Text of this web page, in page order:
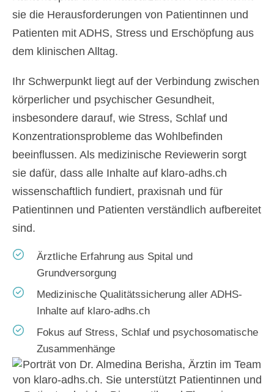
sie die Herausforderungen von Patientinnen und
Patienten mit ADHS, Stress und Erschöpfung aus
dem klinischen Alltag.
Ihr Schwerpunkt liegt auf der Verbindung zwischen
körperlicher und psychischer Gesundheit,
insbesondere darauf, wie Stress, Schlaf und
Konzentrationsprobleme das Wohlbefinden
beeinflussen. Als medizinische Reviewerin sorgt
sie dafür, dass alle Inhalte auf klaro-adhs.ch
wissenschaftlich fundiert, praxisnah und für
Patientinnen und Patienten verständlich aufbereitet
sind.
Ärztliche Erfahrung aus Spital und
Grundversorgung
Medizinische Qualitätssicherung aller ADHS-
Inhalte auf klaro-adhs.ch
Fokus auf Stress, Schlaf und psychosomatische
Zusammenhänge